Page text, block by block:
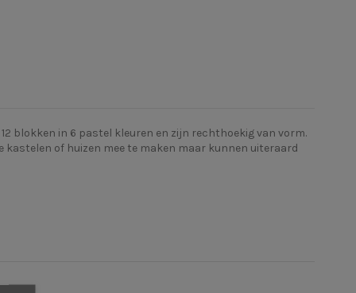
blokken in 6 pastel kleuren en zijn rechthoekig van vorm.
of huizen mee te maken maar kunnen uiteraard